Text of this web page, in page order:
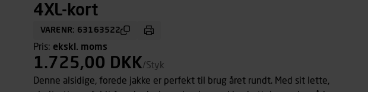
4XL-kort
VARENR: 63163522
Pris: ekskl. moms
1.725,00 DKK/Styk
Denne alsidige, forede jakke er perfekt til brug året rundt. Med sit lette,